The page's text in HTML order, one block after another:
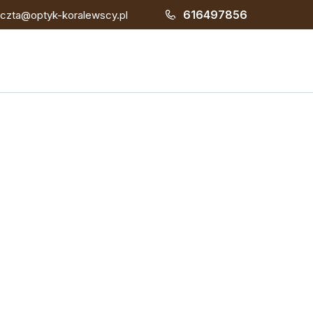
koralewscy.pl 616497856